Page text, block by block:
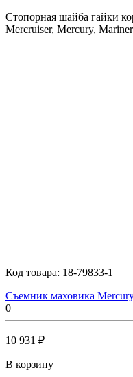
Стопорная шайба гайки
Mercruiser, Mercury,
Код товара: 18-79833-1
Съемник маховика
0
10 931 ₽
В корзину